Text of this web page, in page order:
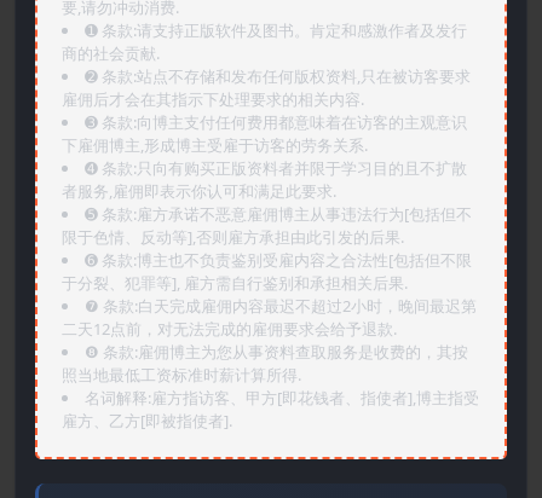
要,请勿冲动消费.
➊️ 条款:请支持正版软件及图书。肯定和感激作者及发行
商的社会贡献.
➋️ 条款:站点不存储和发布任何版权资料,只在被访客要求
雇佣后才会在其指示下处理要求的相关内容.
➌️ 条款:向博主支付任何费用都意味着在访客的主观意识
下雇佣博主,形成博主受雇于访客的劳务关系.
➍️ 条款:只向有购买正版资料者并限于学习目的且不扩散
者服务,雇佣即表示你认可和满足此要求.
➎ 条款:雇方承诺不恶意雇佣博主从事违法行为[包括但不
限于色情、反动等],否则雇方承担由此引发的后果.
➏️ 条款:博主也不负责鉴别受雇内容之合法性[包括但不限
于分裂、犯罪等], 雇方需自行鉴别和承担相关后果.
❼ 条款:白天完成雇佣内容最迟不超过2小时，晚间最迟第
二天12点前，对无法完成的雇佣要求会给予退款.
❽ 条款:雇佣博主为您从事资料查取服务是收费的，其按
照当地最低工资标准时薪计算所得.
名词解释:雇方指访客、甲方[即花钱者、指使者],博主指受
雇方、乙方[即被指使者].